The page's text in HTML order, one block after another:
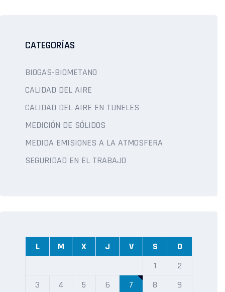
CATEGORÍAS
BIOGAS-BIOMETANO
CALIDAD DEL AIRE
CALIDAD DEL AIRE EN TUNELES
MEDICIÓN DE SÓLIDOS
MEDIDA EMISIONES A LA ATMOSFERA
SEGURIDAD EN EL TRABAJO
L M X J V S
D
1
2
3
4 5 6 7 8
9